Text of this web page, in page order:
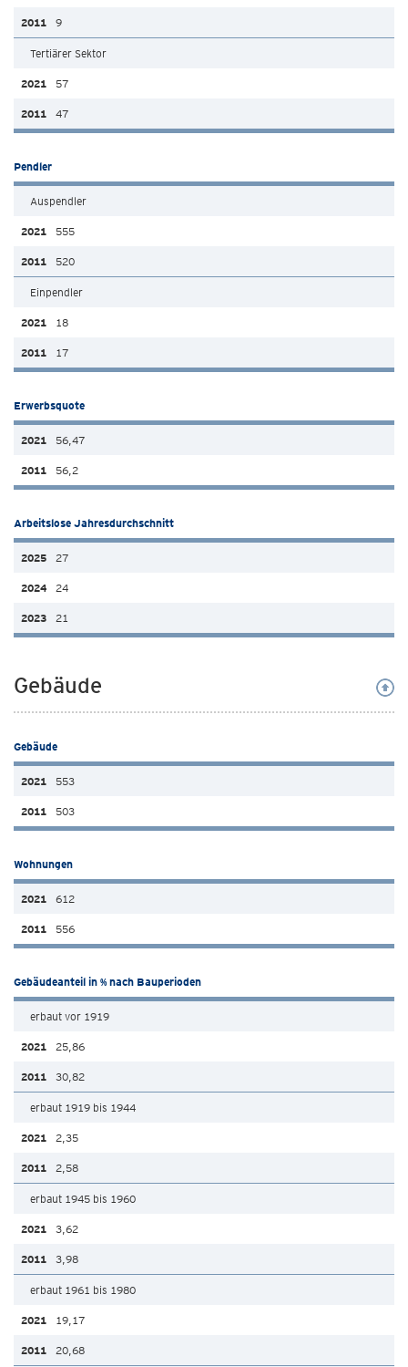
9
Tertiärer Sektor
57
47
Pendler
Auspendler
555
520
Einpendler
18
17
Erwerbsquote
56,47
56,2
Arbeitslose Jahresdurchschnitt
27
24
21
Gebäude
Gebäude
553
503
Wohnungen
612
556
Gebäudeanteil in % nach Bauperioden
erbaut vor 1919
25,86
30,82
erbaut 1919 bis 1944
2,35
2,58
erbaut 1945 bis 1960
3,62
3,98
erbaut 1961 bis 1980
19,17
20,68